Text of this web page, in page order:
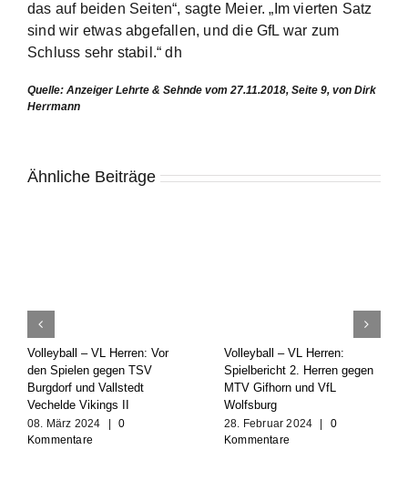
das auf beiden Seiten“, sagte Meier. „Im vierten Satz
sind wir etwas abgefallen, und die GfL war zum
Schluss sehr stabil.“ dh
Quelle: Anzeiger Lehrte & Sehnde vom 27.11.2018, Seite 9, von Dirk
Herrmann
Ähnliche Beiträge
Volleyball – VL Herren: Vor
den Spielen gegen TSV
Burgdorf und Vallstedt
Vechelde Vikings II
08. März 2024 |
0
Kommentare
Volleyball – VL Herren:
Spielbericht 2. Herren gegen
MTV Gifhorn und VfL
Wolfsburg
28. Februar 2024 |
0
Kommentare